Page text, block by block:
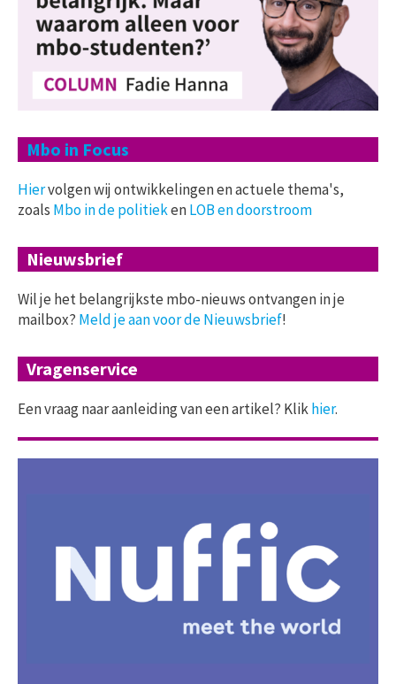
Mbo in Focus
Hiervolgen wij ontwikkelingen en actuele thema's,
zoals Mbo in de politiekenLOB en doorstroom
Nieuwsbrief
Wil je het belangrijkste mbo-nieuws ontvangen in je
mailbox? Meld je aan voor de Nieuwsbrief!
Vragenservice
Een vraag naar aanleiding van een artikel? Klikhier.